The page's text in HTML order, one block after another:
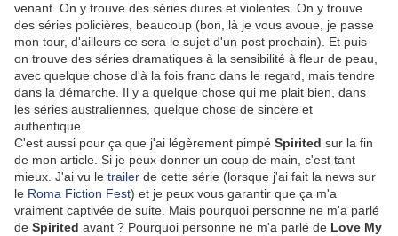
venant. On y trouve des séries dures et violentes. On y trouve
des séries policières, beaucoup (bon, là je vous avoue, je passe
mon tour, d'ailleurs ce sera le sujet d'un post prochain). Et puis
on trouve des séries dramatiques à la sensibilité à fleur de peau,
avec quelque chose d'à la fois franc dans le regard, mais tendre
dans la démarche. Il y a quelque chose qui me plait bien, dans
les séries australiennes, quelque chose de sincère et
authentique.
C'est aussi pour ça que j'ai légèrement pimpé Spirited sur la fin
de mon article. Si je peux donner un coup de main, c'est tant
mieux. J'ai vu le trailer de cette série (lorsque j'ai fait la news sur
le Roma Fiction Fest) et je peux vous garantir que ça m'a
vraiment captivée de suite. Mais pourquoi personne ne m'a parlé
de Spirited avant ? Pourquoi personne ne m'a parlé de Love My